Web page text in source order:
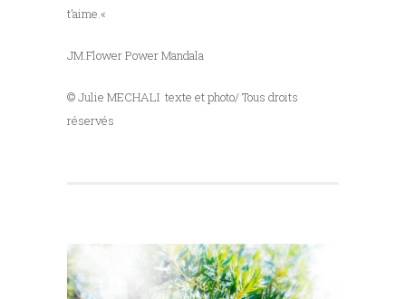
t’aime.«
JM.Flower Power Mandala
© Julie MECHALI texte et photo/ Tous droits
réservés